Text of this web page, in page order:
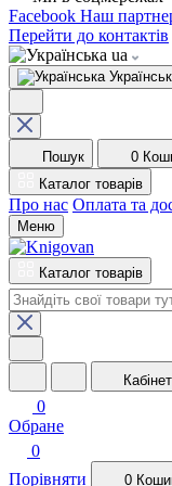
Facebook Наш
Перейти до контактів
ua
Пошук 0
Каталог товарів
Про нас Оплата та
Меню
Каталог товарів
Кабінет
0
Обране
0
Порівняти
0